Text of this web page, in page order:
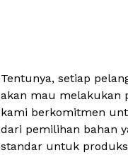
Tentunya, setiap
akan mau melakukan
kami berkomitmen
dari pemilihan bahan
standar untuk